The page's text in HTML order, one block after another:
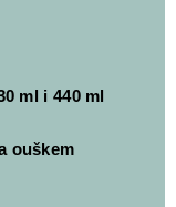
ml i 440 ml
ouškem